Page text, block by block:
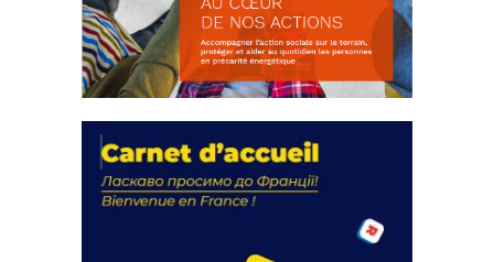
actions
18 septembre 2023
FEUILLETER